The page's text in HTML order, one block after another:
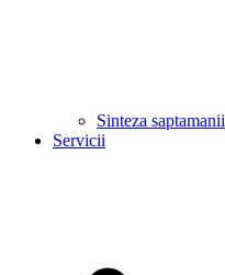
Sinteza saptamanii
Servicii